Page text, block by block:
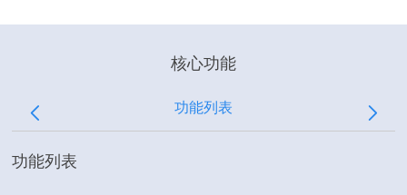
核心功能
功能列表
功能列表